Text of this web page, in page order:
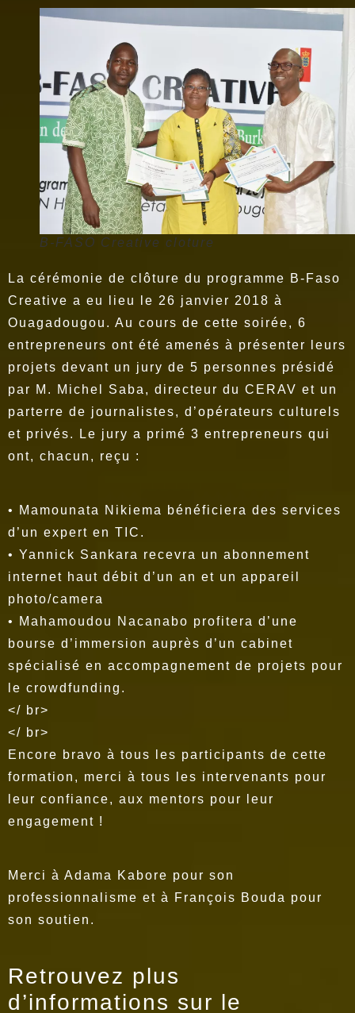
B-FASO Creative cloture
La cérémonie de clôture du programme B-Faso
Creative a eu lieu le 26 janvier 2018 à
Ouagadougou. Au cours de cette soirée, 6
entrepreneurs ont été amenés à présenter leurs
projets devant un jury de 5 personnes présidé
par M. Michel Saba, directeur du CERAV et un
parterre de journalistes, d’opérateurs culturels
et privés. Le jury a primé 3 entrepreneurs qui
ont, chacun, reçu :
• Mamounata Nikiema bénéficiera des services
d’un expert en TIC.
• Yannick Sankara recevra un abonnement
internet haut débit d’un an et un appareil
photo/camera
• Mahamoudou Nacanabo profitera d’une
bourse d’immersion auprès d’un cabinet
spécialisé en accompagnement de projets pour
le crowdfunding.
</ br>
</ br>
Encore bravo à tous les participants de cette
formation, merci à tous les intervenants pour
leur confiance, aux mentors pour leur
engagement !
Merci à Adama Kabore pour son
professionnalisme et à François Bouda pour
son soutien.
Retrouvez plus
d’informations sur le